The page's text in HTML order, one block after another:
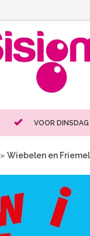
VOOR
» Wiebelen en